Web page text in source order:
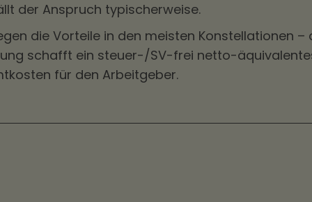
der Anspruch typischerweise.
die Vorteile in den meisten Konstellationen –
schafft ein steuer-/SV-frei netto-
für den Arbeitgeber.